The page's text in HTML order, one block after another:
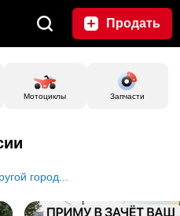
Продать
Мотоциклы Запчасти
город...